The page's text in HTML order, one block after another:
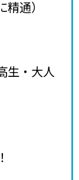
通）
生・大人